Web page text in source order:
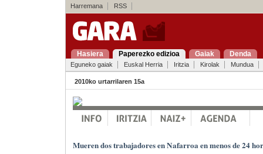
Harremana RSS
Hasiera Paperezko edizioa Gaiak Denda
Eguneko gaiak Euskal Herria Iritzia Kirolak Mundua
2010ko urtarrilaren 15a
Mueren dos trabajadores en Nafarroa en menos de 24